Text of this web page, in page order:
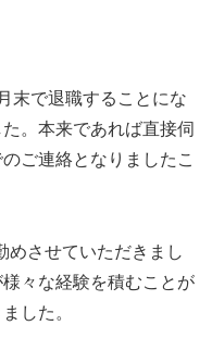
末で退職することにな
。本来であれば直接伺
ご連絡となりましたこ
めさせていただきまし
々な経験を積むことが
した。